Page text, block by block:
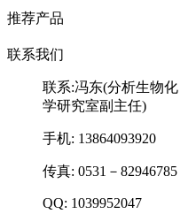
推荐产品
联系我们
联系:冯东(分析生物化
学研究室副主任)
手机: 13864093920
传真: 0531－82946785
QQ: 1039952047